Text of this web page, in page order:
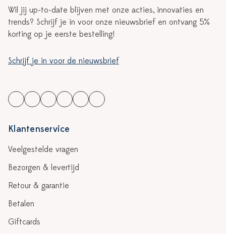
Wil jij up-to-date blijven met onze acties, innovaties en
trends? Schrijf je in voor onze nieuwsbrief en ontvang 5%
korting op je eerste bestelling!
Schrijf je in voor de nieuwsbrief
Klantenservice
Veelgestelde vragen
Bezorgen & levertijd
Retour & garantie
Betalen
Giftcards